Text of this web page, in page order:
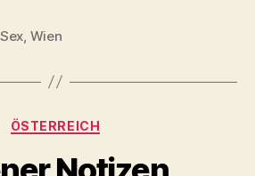
Sex Wien
Kategorien
ÖSTERREICH